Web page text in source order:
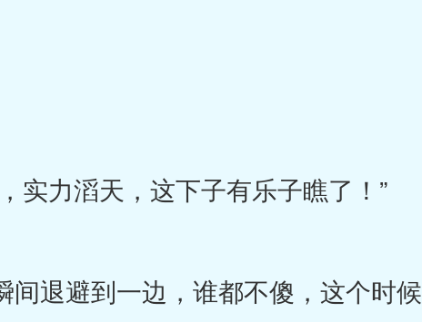
力滔天，这下子有乐子瞧了！”
退避到一边，谁都不傻，这个时候